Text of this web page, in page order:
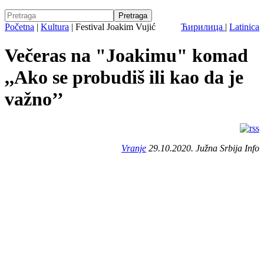
Ћирилица | Latinica
Početna | Kultura | Festival Joakim Vujić
Večeras na "Joakimu" komad
,,Ako se probudiš ili kao da je
važno’’
Vranje 29.10.2020. Južna Srbija Info